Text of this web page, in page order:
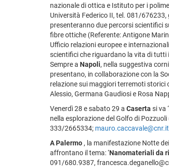
nazionale di ottica e Istituto per i
Università Federico II, tel. 081/
presenteranno due percorsi scientifici
fibre ottiche (Referente: Antigone
Ufficio relazioni europee e
scientifici che riguardano la vita di tutti
Sempre a Napoli, nella suggestiva
presentano, in collaborazione con la
relazione sui maggiori terremoti storici
Alessio, Germana Gaudiosi e Rosa
Venerdì 28 e sabato 29 a Caserta si va ‘
nella esplorazione del Golfo di
333/2665334; mauro.caccavale@cnr.it
A Palermo , la manifestazione Notte
affrontano il tema: ‘Nanomateriali da
091/680.9387,